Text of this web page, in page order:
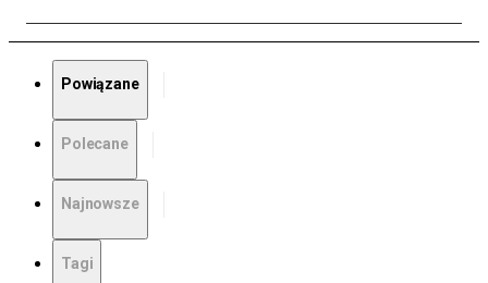
Powiązane
Polecane
Najnowsze
Tagi